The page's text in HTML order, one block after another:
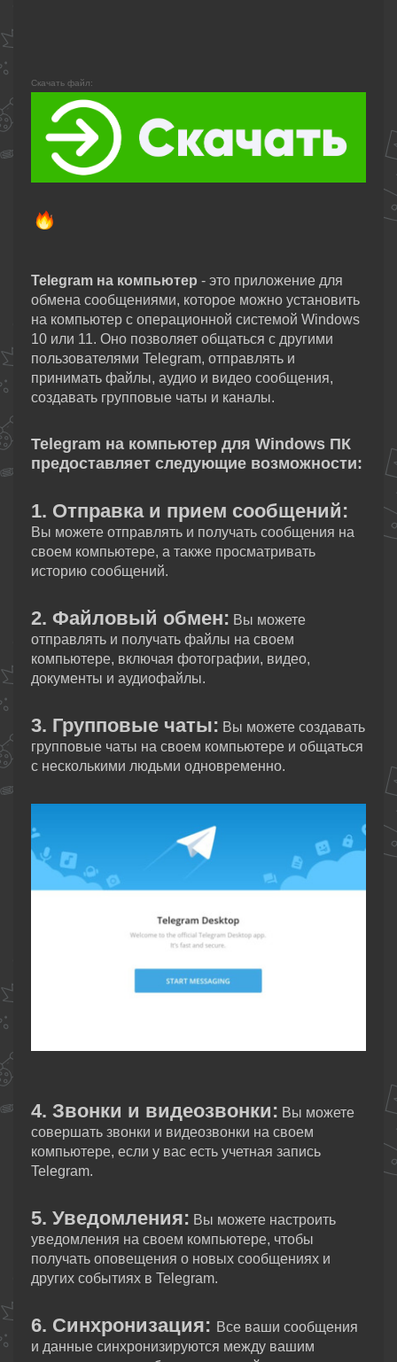
Скачать файл:
Telegram на компьютер - это приложение для
обмена сообщениями, которое можно установить
на компьютер с операционной системой Windows
10 или 11. Оно позволяет общаться с другими
пользователями Telegram, отправлять и
принимать файлы, аудио и видео сообщения,
создавать групповые чаты и каналы.
Telegram на компьютер для Windows ПК
предоставляет следующие возможности:
1. Отправка и прием сообщений:
Вы можете отправлять и получать сообщения на
своем компьютере, а также просматривать
историю сообщений.
2. Файловый обмен: Вы можете
отправлять и получать файлы на своем
компьютере, включая фотографии, видео,
документы и аудиофайлы.
3. Групповые чаты: Вы можете создавать
групповые чаты на своем компьютере и общаться
с несколькими людьми одновременно.
4. Звонки и видеозвонки: Вы можете
совершать звонки и видеозвонки на своем
компьютере, если у вас есть учетная запись
Telegram.
5. Уведомления: Вы можете настроить
уведомления на своем компьютере, чтобы
получать оповещения о новых сообщениях и
других событиях в Telegram.
6. Синхронизация: Все ваши сообщения
и данные синхронизируются между вашим